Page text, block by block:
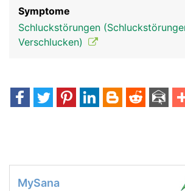
Symptome
Schluckstörungen
Verschlucken)
MySana